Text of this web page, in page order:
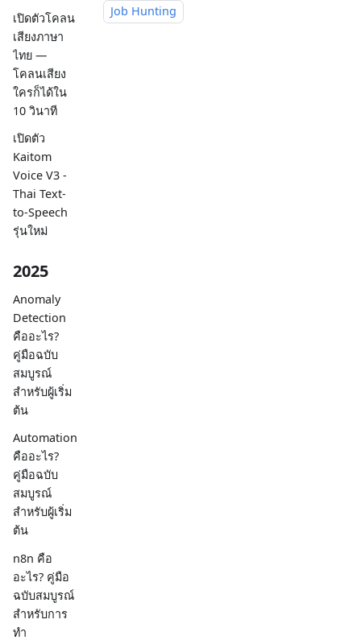
เปิดตัวโคลน
เสียงภาษา
ไทย —
โคลนเสียง
ใครก็ได้ใน
10 วินาที
เปิดตัว
Kaitom
Voice V3 -
Thai Text-
to-Speech
รุ่นใหม่
2025
Anomaly
Detection
คืออะไร?
คู่มือฉบับ
สมบูรณ์
สำหรับผู้เริ่ม
ต้น
Automation
คืออะไร?
คู่มือฉบับ
สมบูรณ์
สำหรับผู้เริ่ม
ต้น
n8n คือ
อะไร? คู่มือ
ฉบับสมบูรณ์
สำหรับการ
ทำ
Job Hunting